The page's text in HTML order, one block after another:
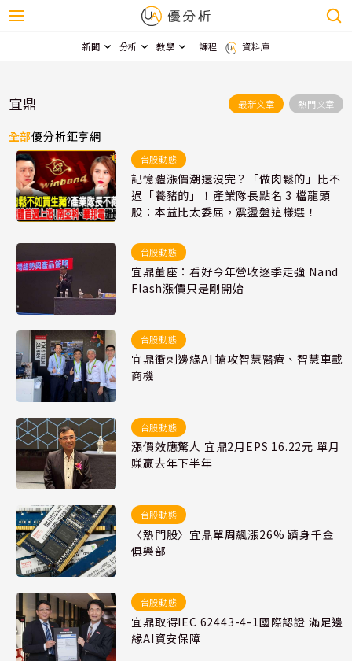
新聞 分析 教學 課程 資料庫
宜鼎 最新文章 熱門文章
全部優分析鉅亨網
台股動態
記憶體漲價潮還沒完？「做肉鬆的」比不
過「養豬的」！產業隊長點名 3 檔龍頭
股：本益比太委屈，震盪盤這樣選！
台股動態
宜鼎董座：看好今年營收逐季走強 Nand
Flash漲價只是剛開始
台股動態
宜鼎衝刺邊緣AI 搶攻智慧醫療、智慧車載
商機
台股動態
漲價效應驚人 宜鼎2月EPS 16.22元 單月
賺贏去年下半年
台股動態
〈熱門股〉宜鼎單周飆漲26% 躋身千金
俱樂部
台股動態
宜鼎取得IEC 62443-4-1國際認證 滿足邊
緣AI資安保障